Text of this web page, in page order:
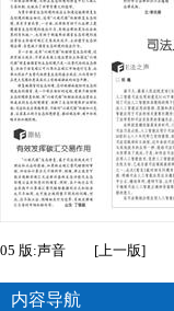
05 版:声音 [上一版]
内容导航